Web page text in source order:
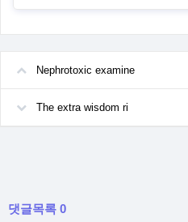
Nephrotoxic examine
The extra wisdom ri
댓글목록 0